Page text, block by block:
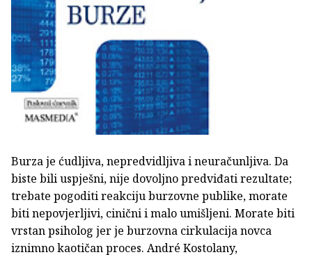
Burza je ćudljiva, nepredvidljiva i neuračunljiva. Da
biste bili uspješni, nije dovoljno predviđati rezultate;
trebate pogoditi reakciju burzovne publike, morate
biti nepovjerljivi, cinični i malo umišljeni. Morate biti
vrstan psiholog jer je burzovna cirkulacija novca
iznimno kaotičan proces. André Kostolany,